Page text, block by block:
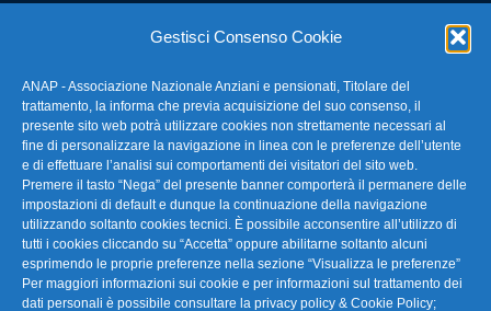
Gestisci Consenso Cookie
ANAP - Associazione Nazionale Anziani e pensionati, Titolare del
trattamento, la informa che previa acquisizione del suo consenso, il
presente sito web potrà utilizzare cookies non strettamente necessari al
fine di personalizzare la navigazione in linea con le preferenze dell’utente
e di effettuare l’analisi sui comportamenti dei visitatori del sito web.
Premere il tasto “Nega” del presente banner comporterà il permanere delle
impostazioni di default e dunque la continuazione della navigazione
utilizzando soltanto cookies tecnici. È possibile acconsentire all’utilizzo di
tutti i cookies cliccando su “Accetta” oppure abilitarne soltanto alcuni
esprimendo le proprie preferenze nella sezione “Visualizza le preferenze”
Per maggiori informazioni sui cookie e per informazioni sul trattamento dei
dati personali è possibile consultare la privacy policy & Cookie Policy;
FAQ – Domande Frequenti
La nostra Newsletter
Link Utili
TG Confartigianato
Privacy & Cookie Policy